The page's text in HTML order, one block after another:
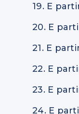
19. E
20. E
21. E
22. E
23. E
24. E